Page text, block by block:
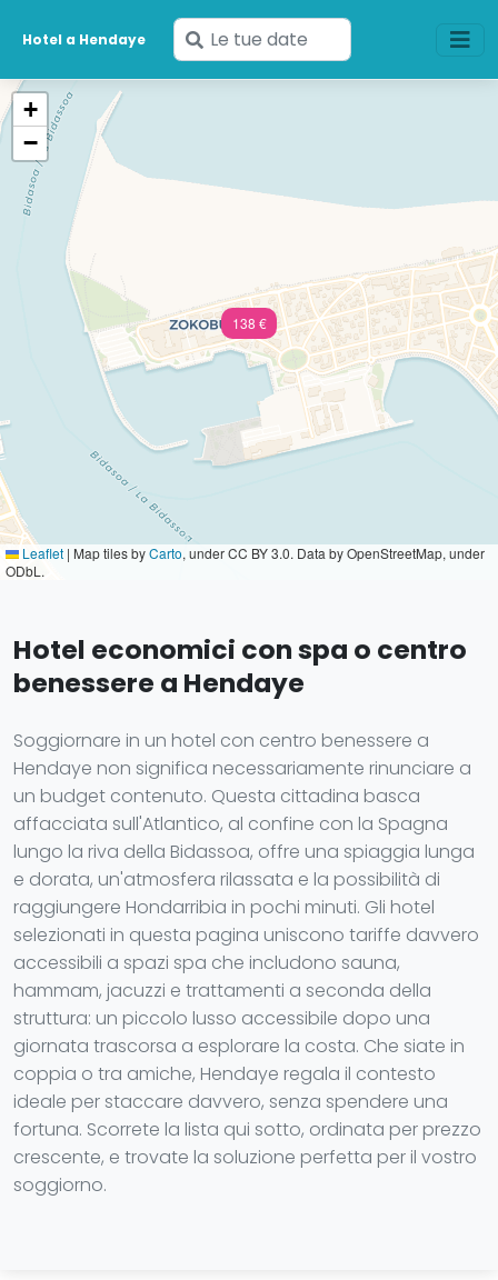
Hotel a Hendaye
Inserisci
le
138 €
+
−
Leaflet | Map tiles byCarto, under CC BY 3.0. Data by OpenStreetMap, under
ODbL.
Hotel economici con spa o centro
benessere a Hendaye
Soggiornare in un hotel con centro benessere a
Hendaye non significa necessariamente rinunciare a
un budget contenuto. Questa cittadina basca
affacciata sull'Atlantico, al confine con la Spagna
lungo la riva della Bidassoa, offre una spiaggia lunga
e dorata, un'atmosfera rilassata e la possibilità di
raggiungere Hondarribia in pochi minuti. Gli hotel
selezionati in questa pagina uniscono tariffe davvero
accessibili a spazi spa che includono sauna,
hammam, jacuzzi e trattamenti a seconda della
struttura: un piccolo lusso accessibile dopo una
giornata trascorsa a esplorare la costa. Che siate in
coppia o tra amiche, Hendaye regala il contesto
ideale per staccare davvero, senza spendere una
fortuna. Scorrete la lista qui sotto, ordinata per prezzo
crescente, e trovate la soluzione perfetta per il vostro
soggiorno.